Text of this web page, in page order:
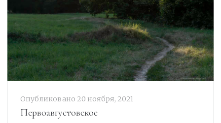
Опубликовано 20 ноября, 2021
Первоавгустовское